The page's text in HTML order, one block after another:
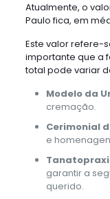
Atualmente, o
Paulo fica, em
Este valor refere-
importante que a
total pode variar
Modelo da
cremação.
Cerimonial
e
garantir a
querido.